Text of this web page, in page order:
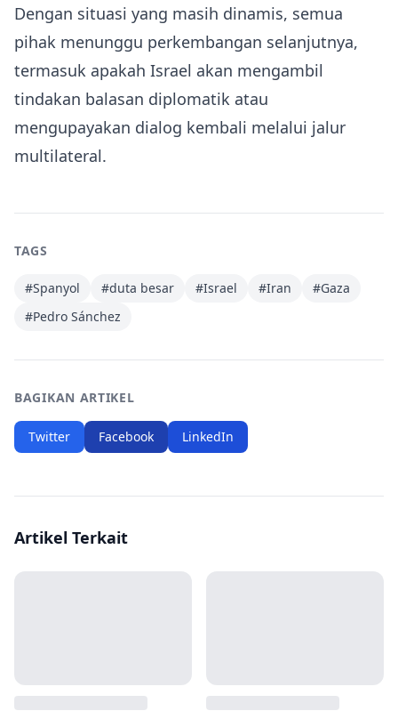
Dengan situasi yang masih dinamis, semua
pihak menunggu perkembangan selanjutnya,
termasuk apakah Israel akan mengambil
tindakan balasan diplomatik atau
mengupayakan dialog kembali melalui jalur
multilateral.
TAGS
#Spanyol #duta besar #Israel #Iran #Gaza
#Pedro Sánchez
BAGIKAN ARTIKEL
Twitter Facebook LinkedIn
Artikel Terkait